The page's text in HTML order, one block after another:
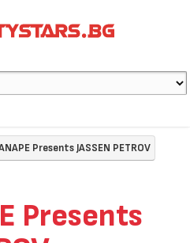
Presents JASSEN PETROV
Presents